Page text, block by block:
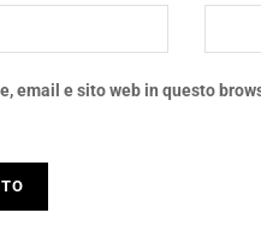
email e sito web in questo